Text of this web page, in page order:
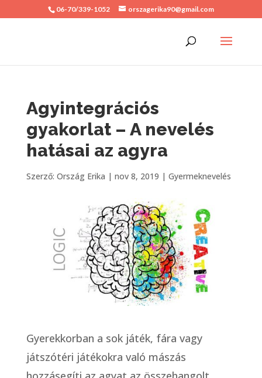
06-70/339-1052 orszagerika90@gmail.com
Agyintegrációs
gyakorlat – A nevelés
hatásai az agyra
Szerző: Ország Erika | nov 8, 2019 | Gyermeknevelés
Gyerekkorban a sok játék, fára vagy
játszótéri játékokra való mászás